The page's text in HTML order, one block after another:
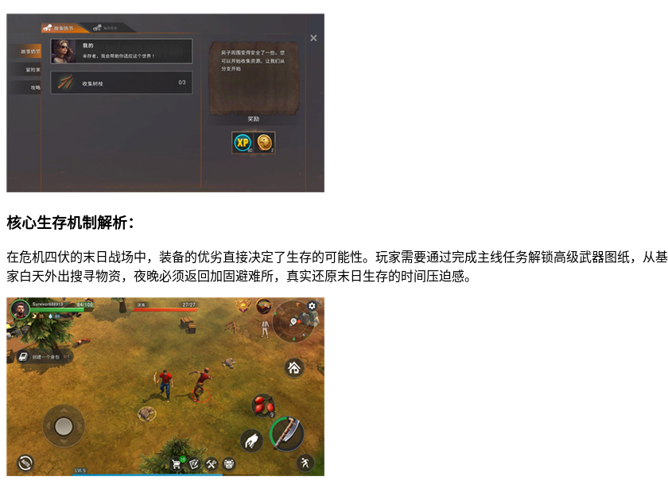
核心生存机制解析：
在危机四伏的末日战场中，装备的优劣直接决定了生存的可能性。玩家需要通过完成主线任务解锁高级武器图纸，从
家白天外出搜寻物资，夜晚必须返回加固避难所，真实还原末日生存的时间压迫感。